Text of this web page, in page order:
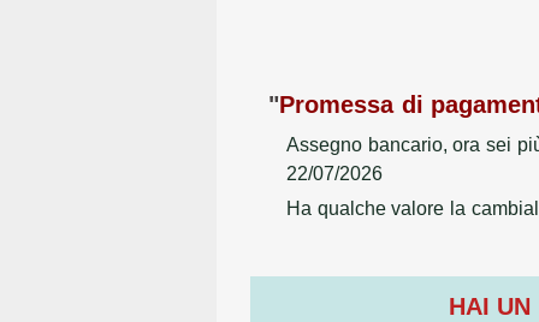
"Promessa di
Assegno bancario, ora sei
22/07/2026
Ha qualche valore la
HAI UN